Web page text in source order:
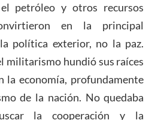
petróleo y otros recursos
en la principal
política exterior, no la paz.
militarismo hundió sus raíces
la economía, profundamente
de la nación. No quedaba
la cooperación y la